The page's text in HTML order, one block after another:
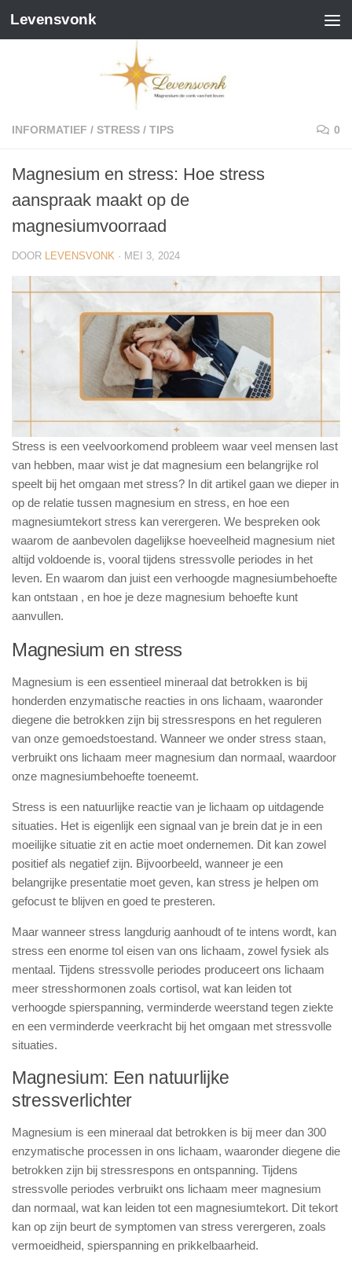
Doorgaan naar inhoud
Levensvonk
INFORMATIEF / STRESS / TIPS 0
Magnesium en stress: Hoe stress
aanspraak maakt op de
magnesiumvoorraad
DOOR LEVENSVONK · MEI 3, 2024
Stress is een veelvoorkomend probleem waar veel mensen last
van hebben, maar wist je dat magnesium een belangrijke rol
speelt bij het omgaan met stress? In dit artikel gaan we dieper in
op de relatie tussen magnesium en stress, en hoe een
magnesiumtekort stress kan verergeren. We bespreken ook
waarom de aanbevolen dagelijkse hoeveelheid magnesium niet
altijd voldoende is, vooral tijdens stressvolle periodes in het
leven. En waarom dan juist een verhoogde magnesiumbehoefte
kan ontstaan , en hoe je deze magnesium behoefte kunt
aanvullen.
Magnesium en stress
Magnesium is een essentieel mineraal dat betrokken is bij
honderden enzymatische reacties in ons lichaam, waaronder
diegene die betrokken zijn bij stressrespons en het reguleren
van onze gemoedstoestand. Wanneer we onder stress staan,
verbruikt ons lichaam meer magnesium dan normaal, waardoor
onze magnesiumbehoefte toeneemt.
Stress is een natuurlijke reactie van je lichaam op uitdagende
situaties. Het is eigenlijk een signaal van je brein dat je in een
moeilijke situatie zit en actie moet ondernemen. Dit kan zowel
positief als negatief zijn. Bijvoorbeeld, wanneer je een
belangrijke presentatie moet geven, kan stress je helpen om
gefocust te blijven en goed te presteren.
Maar wanneer stress langdurig aanhoudt of te intens wordt, kan
stress een enorme tol eisen van ons lichaam, zowel fysiek als
mentaal. Tijdens stressvolle periodes produceert ons lichaam
meer stresshormonen zoals cortisol, wat kan leiden tot
verhoogde spierspanning, verminderde weerstand tegen ziekte
en een verminderde veerkracht bij het omgaan met stressvolle
situaties.
Magnesium: Een natuurlijke
stressverlichter
Magnesium is een mineraal dat betrokken is bij meer dan 300
enzymatische processen in ons lichaam, waaronder diegene die
betrokken zijn bij stressrespons en ontspanning. Tijdens
stressvolle periodes verbruikt ons lichaam meer magnesium
dan normaal, wat kan leiden tot een magnesiumtekort. Dit tekort
kan op zijn beurt de symptomen van stress verergeren, zoals
vermoeidheid, spierspanning en prikkelbaarheid.